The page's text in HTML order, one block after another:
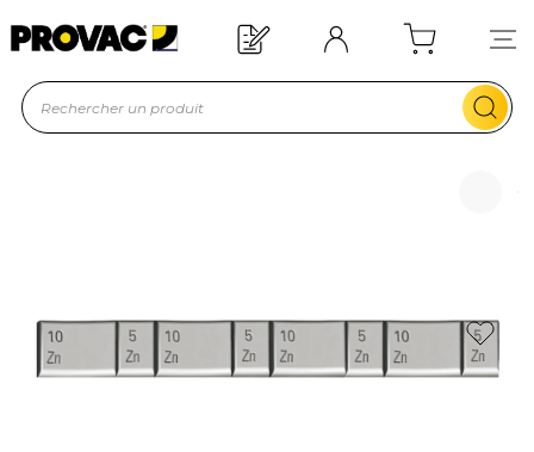
Offre de bienvenue : 20€ offerts !
En savoir plus